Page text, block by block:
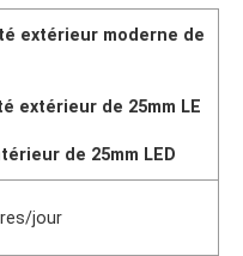
extérieur moderne de
extérieur de 25mm LE
de 25mm LED
jour